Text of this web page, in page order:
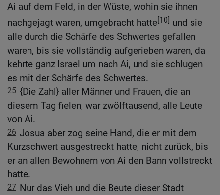
Ai auf dem Feld, in der Wüste, wohin sie ihnen
nachgejagt waren, umgebracht hatte[10] und sie
alle durch die Schärfe des Schwertes gefallen
waren, bis sie vollständig aufgerieben waren, da
kehrte ganz Israel um nach Ai, und sie schlugen
es mit der Schärfe des Schwertes.
25 {Die Zahl} aller Männer und Frauen, die an
diesem Tag fielen, war zwölftausend, alle Leute
von Ai.
26 Josua aber zog seine Hand, die er mit dem
Kurzschwert ausgestreckt hatte, nicht zurück, bis
er an allen Bewohnern von Ai den Bann vollstreckt
hatte.
27 Nur das Vieh und die Beute dieser Stadt